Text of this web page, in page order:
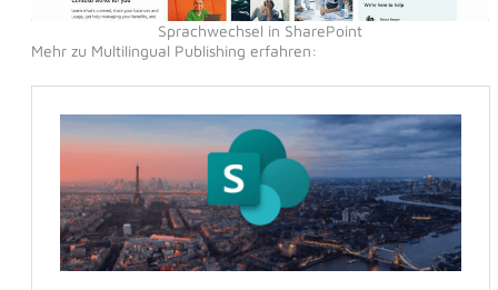
Sprachwechsel in SharePoint
Mehr zu Multilingual Publishing erfahren: